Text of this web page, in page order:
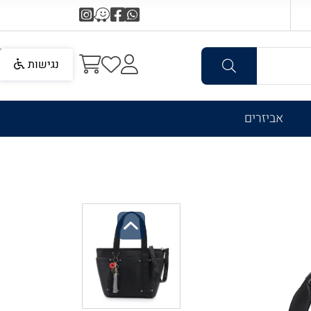
אביזרים
Previous
נגישות